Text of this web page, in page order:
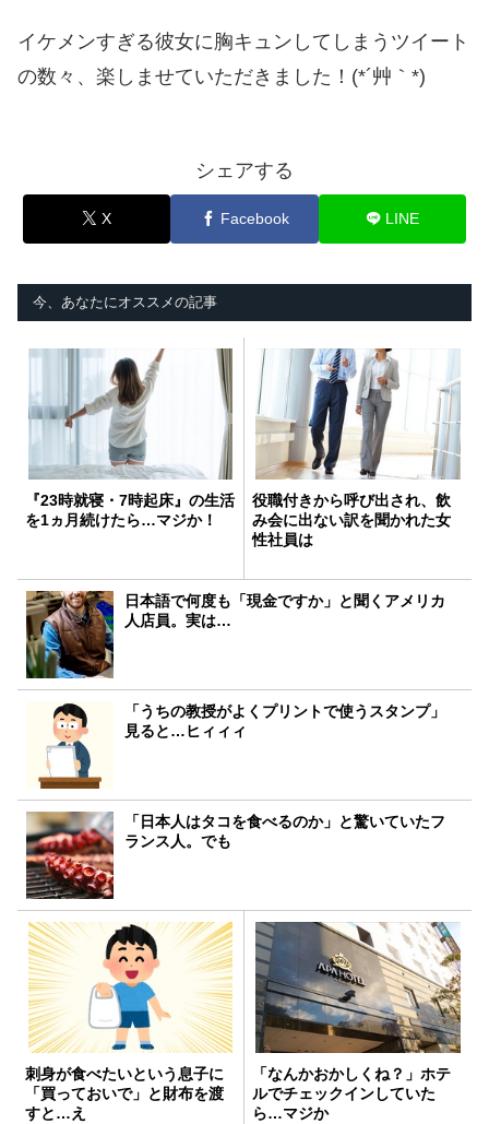
イケメンすぎる彼女に胸キュンしてしまうツイート
の数々、楽しませていただきました！(*´艸｀*)
シェアする
X Facebook LINE
今、あなたにオススメの記事
『23時就寝・7時起床』の生活
を1ヵ月続けたら…マジか！
役職付きから呼び出され、飲
み会に出ない訳を聞かれた女
性社員は
日本語で何度も「現金ですか」と聞くアメリカ
人店員。実は…
「うちの教授がよくプリントで使うスタンプ」
見ると…ヒィィィ
「日本人はタコを食べるのか」と驚いていたフ
ランス人。でも
刺身が食べたいという息子に
「買っておいで」と財布を渡
すと…え
「なんかおかしくね？」ホテ
ルでチェックインしていた
ら…マジか